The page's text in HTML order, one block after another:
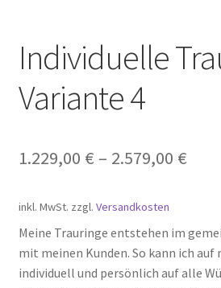
Individuelle
Variante 4
1.229,00 € – 2.579,00 €
inkl. MwSt. zzgl. Versandkosten
Meine Trauringe entstehen im
mit meinen Kunden. So kann ich auf
individuell und persönlich auf alle